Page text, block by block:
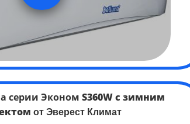
серии Эконом S360W с зимним
от Эверест Климат